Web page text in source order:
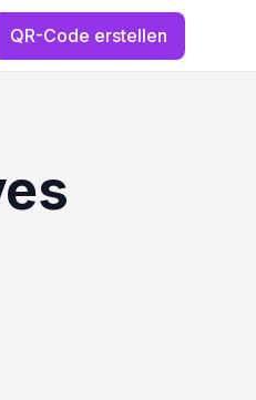
QR-Code erstellen